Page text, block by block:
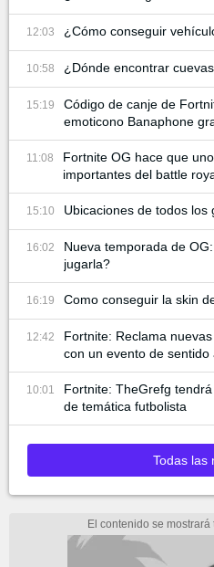
12:03 ¿Cómo conseguir
10:58 ¿Dónde encontrar
15:19
Código de canje de
emoticono Banaphone
11:08
Fortnite OG hace que
importantes del battle
15:10 Ubicaciones de todos los
16:02
Nueva temporada de
jugarla?
16:19 Como conseguir la skin
12:42
Fortnite: Reclama
con un evento de sentido
10:01
Fortnite: TheGrefg
de temática futbolista
Todas las